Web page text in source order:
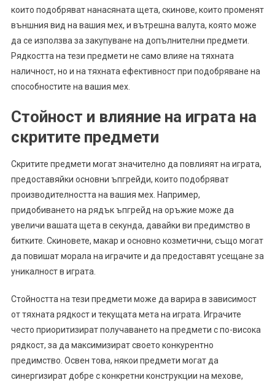
които подобряват нанасяната щета, скинове, които променят
външния вид на вашия мех, и вътрешна валута, която може
да се използва за закупуване на допълнителни предмети.
Рядкостта на тези предмети не само влияе на тяхната
наличност, но и на тяхната ефективност при подобряване на
способностите на вашия мех.
Стойност и влияние на играта на
скритите предмети
Скритите предмети могат значително да повлияят на играта,
предоставяйки основни ъпгрейди, които подобряват
производителността на вашия мех. Например,
придобиването на рядък ъпгрейд на оръжие може да
увеличи вашата щета в секунда, давайки ви предимство в
битките. Скиновете, макар и основно козметични, също могат
да повишат морала на играчите и да предоставят усещане за
уникалност в играта.
Стойността на тези предмети може да варира в зависимост
от тяхната рядкост и текущата мета на играта. Играчите
често приоритизират получаването на предмети с по-висока
рядкост, за да максимизират своето конкурентно
предимство. Освен това, някои предмети могат да
синергизират добре с конкретни конструкции на мехове,